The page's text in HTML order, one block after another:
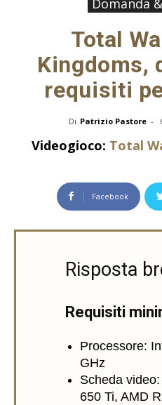
Total
Kingdoms,
requisiti
Di Patrizio Pastore -
Videogioco: Total
Facebook
Risposta
Requisiti
Processore:
GHz
Scheda
650 Ti, AMD